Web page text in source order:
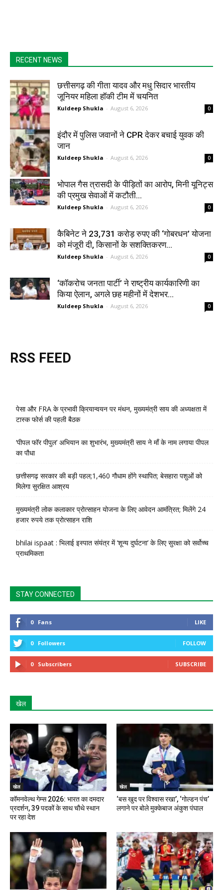
RECENT NEWS
छत्तीसगढ़ की गीता यादव और मधु सिदार भारतीय
जूनियर महिला हॉकी टीम में चयनित
Kuldeep Shukla - August 6, 2026 0
इंदौर में पुलिस जवानों ने CPR देकर बचाई युवक की
जान
Kuldeep Shukla - August 6, 2026 0
भोपाल गैस त्रासदी के पीड़ितों का आरोप, मिनी यूनिट्स
की प्रमुख सेवाओं में कटौती...
Kuldeep Shukla - August 6, 2026 0
कैबिनेट ने 23,731 करोड़ रुपए की ‘गोबरधन’ योजना
को मंजूरी दी, किसानों के सशक्तिकरण...
Kuldeep Shukla - August 6, 2026 0
‘कॉकरोच जनता पार्टी’ ने राष्ट्रीय कार्यकारिणी का
किया ऐलान, अगले छह महीनों में देशभर...
Kuldeep Shukla - August 6, 2026 0
RSS FEED
पेसा और FRA के प्रभावी क्रियान्वयन पर मंथन, मुख्यमंत्री साय की अध्यक्षता में
टास्क फोर्स की पहली बैठक
‘पीपल फॉर पीपुल’ अभियान का शुभारंभ, मुख्यमंत्री साय ने माँ के नाम लगाया पीपल
का पौधा
छत्तीसगढ़ सरकार की बड़ी पहल;1,460 गौधाम होंगे स्थापित; बेसहारा पशुओं को
मिलेगा सुरक्षित आश्रय
मुख्यमंत्री लोक कलाकार प्रोत्साहन योजना के लिए आवेदन आमंत्रित; मिलेंगे 24
हजार रुपये तक प्रोत्साहन राशि
bhilai ispaat : भिलाई इस्पात संयंत्र में ‘शून्य दुर्घटना’ के लिए सुरक्षा को सर्वोच्च
प्राथमिकता
STAY CONNECTED
0 Fans LIKE
0 Followers FOLLOW
0 Subscribers SUBSCRIBE
खेल
खेल
कॉमनवेल्थ गेम्स 2026: भारत का दमदार
प्रदर्शन, 39 पदकों के साथ चौथे स्थान
पर रहा देश
खेल
‘बस खुद पर विश्वास रखा’, ‘गोल्डन पंच’
लगाने पर बोले मुक्केबाज अंकुश पंघाल